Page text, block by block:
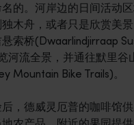
的。河岸边的日间活动
木舟，或者只是欣赏美
索桥(Dwaarlindjirraap
河流全景，并通往默里谷
Mountain Bike Trails)。
，德威灵厄普的咖啡馆